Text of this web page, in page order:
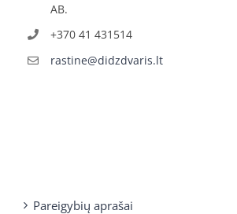
AB.
+370 41 431514
rastine@didzdvaris.lt
Pareigybių aprašai